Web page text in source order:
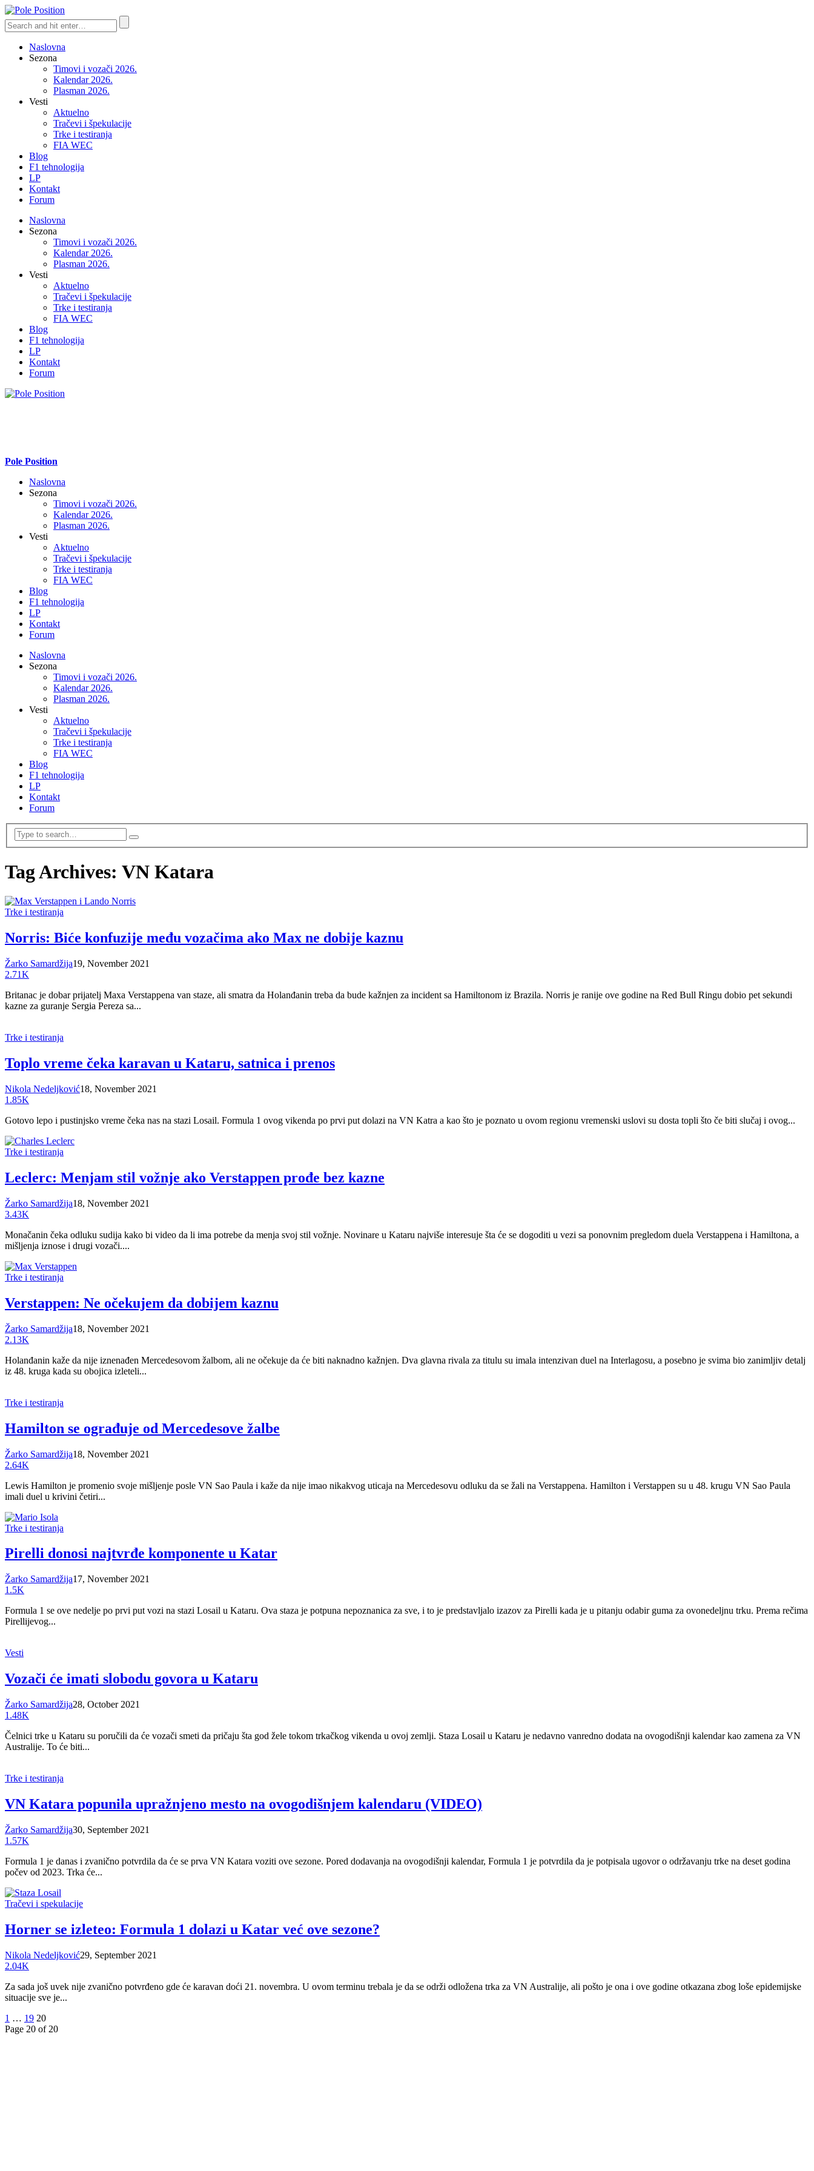
Naslovna
Sezona
Timovi i vozači 2026.
Kalendar 2026.
Plasman 2026.
Vesti
Aktuelno
Tračevi i špekulacije
Trke i testiranja
FIA WEC
Blog
F1 tehnologija
LP
Kontakt
Forum
Naslovna
Sezona
Timovi i vozači 2026.
Kalendar 2026.
Plasman 2026.
Vesti
Aktuelno
Tračevi i špekulacije
Trke i testiranja
FIA WEC
Blog
F1 tehnologija
LP
Kontakt
Forum
Pole Position
Naslovna
Sezona
Timovi i vozači 2026.
Kalendar 2026.
Plasman 2026.
Vesti
Aktuelno
Tračevi i špekulacije
Trke i testiranja
FIA WEC
Blog
F1 tehnologija
LP
Kontakt
Forum
Naslovna
Sezona
Timovi i vozači 2026.
Kalendar 2026.
Plasman 2026.
Vesti
Aktuelno
Tračevi i špekulacije
Trke i testiranja
FIA WEC
Blog
F1 tehnologija
LP
Kontakt
Forum
Tag Archives: VN Katara
Trke i testiranja
Norris: Biće konfuzije među vozačima ako Max ne dobije kaznu
Žarko Samardžija19, November 2021
2.71K
Britanac je dobar prijatelj Maxa Verstappena van staze, ali smatra da Holanđanin treba da bude kažnjen za incident sa Hamiltonom iz Brazila. Norris je ranije ove godine na Red Bull Ringu dobio pet sekundi
kazne za guranje Sergia Pereza sa...
Trke i testiranja
Toplo vreme čeka karavan u Kataru, satnica i prenos
Nikola Nedeljković18, November 2021
1.85K
Gotovo lepo i pustinjsko vreme čeka nas na stazi Losail. Formula 1 ovog vikenda po prvi put dolazi na VN Katra a kao što je poznato u ovom regionu vremenski uslovi su dosta topli što če biti slučaj i ovog...
Trke i testiranja
Leclerc: Menjam stil vožnje ako Verstappen prođe bez kazne
Žarko Samardžija18, November 2021
3.43K
Monačanin čeka odluku sudija kako bi video da li ima potrebe da menja svoj stil vožnje. Novinare u Kataru najviše interesuje šta će se dogoditi u vezi sa ponovnim pregledom duela Verstappena i Hamiltona, a
mišljenja iznose i drugi vozači....
Trke i testiranja
Verstappen: Ne očekujem da dobijem kaznu
Žarko Samardžija18, November 2021
2.13K
Holanđanin kaže da nije iznenađen Mercedesovom žalbom, ali ne očekuje da će biti naknadno kažnjen. Dva glavna rivala za titulu su imala intenzivan duel na Interlagosu, a posebno je svima bio zanimljiv detalj
iz 48. kruga kada su obojica izleteli...
Trke i testiranja
Hamilton se ograđuje od Mercedesove žalbe
Žarko Samardžija18, November 2021
2.64K
Lewis Hamilton je promenio svoje mišljenje posle VN Sao Paula i kaže da nije imao nikakvog uticaja na Mercedesovu odluku da se žali na Verstappena. Hamilton i Verstappen su u 48. krugu VN Sao Paula
imali duel u krivini četiri...
Trke i testiranja
Pirelli donosi najtvrđe komponente u Katar
Žarko Samardžija17, November 2021
1.5K
Formula 1 se ove nedelje po prvi put vozi na stazi Losail u Kataru. Ova staza je potpuna nepoznanica za sve, i to je predstavljalo izazov za Pirelli kada je u pitanju odabir guma za ovonedeljnu trku. Prema rečima
Pirellijevog...
Vesti
Vozači će imati slobodu govora u Kataru
Žarko Samardžija28, October 2021
1.48K
Čelnici trke u Kataru su poručili da će vozači smeti da pričaju šta god žele tokom trkačkog vikenda u ovoj zemlji. Staza Losail u Kataru je nedavno vanredno dodata na ovogodišnji kalendar kao zamena za VN
Australije. To će biti...
Trke i testiranja
VN Katara popunila upražnjeno mesto na ovogodišnjem kalendaru (VIDEO)
Žarko Samardžija30, September 2021
1.57K
Formula 1 je danas i zvanično potvrdila da će se prva VN Katara voziti ove sezone. Pored dodavanja na ovogodišnji kalendar, Formula 1 je potvrdila da je potpisala ugovor o održavanju trke na deset godina
počev od 2023. Trka će...
Tračevi i spekulacije
Horner se izleteo: Formula 1 dolazi u Katar već ove sezone?
Nikola Nedeljković29, September 2021
2.04K
Za sada još uvek nije zvanično potvrđeno gde će karavan doći 21. novembra. U ovom terminu trebala je da se održi odložena trka za VN Australije, ali pošto je ona i ove godine otkazana zbog loše epidemijske
situacije sve je...
1 … 19 20
Page 20 of 20